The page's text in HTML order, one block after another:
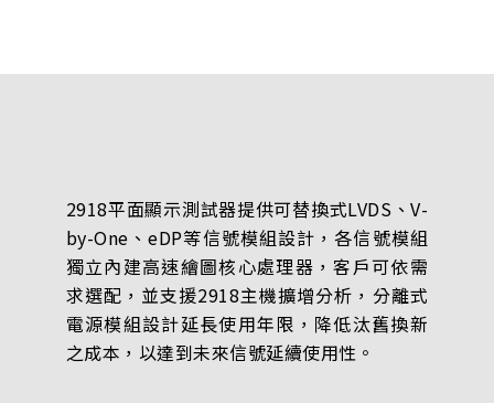
2918平面顯示測試器提供可替換式LVDS、V-
by-One、eDP等信號模組設計，各信號模組
獨立內建高速繪圖核心處理器，客戶可依需
求選配，並支援2918主機擴增分析，分離式
電源模組設計延長使用年限，降低汰舊換新
之成本，以達到未來信號延續使用性。